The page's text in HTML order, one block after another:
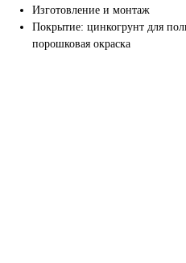
Изготовление и монтаж
Покрытие: цинкогрунт для
порошковая окраска